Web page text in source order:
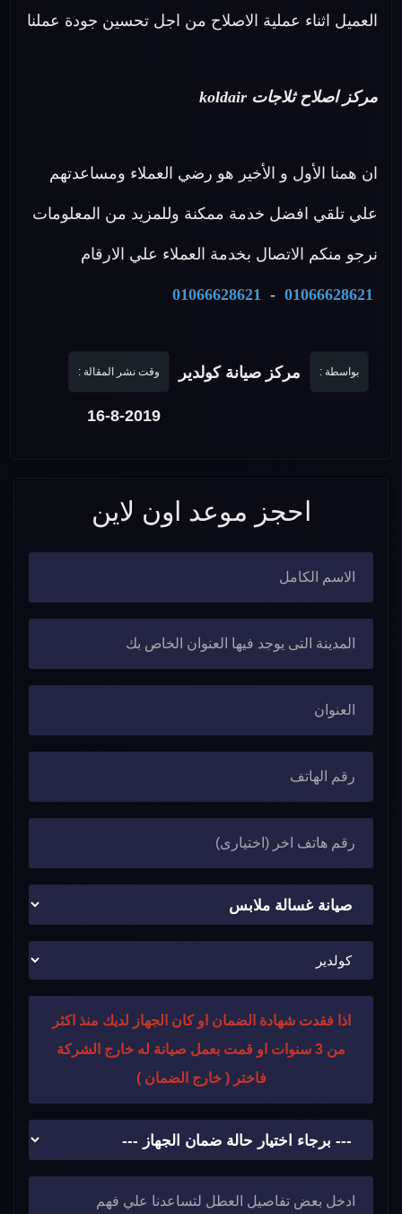
العميل اثناء عملية الاصلاح من اجل تحسين جودة عملنا
مركز اصلاح ثلاجات koldair
ان همنا الأول و الأخير هو رضي العملاء ومساعدتهم
علي تلقي افضل خدمة ممكنة وللمزيد من المعلومات
نرجو منكم الاتصال بخدمة العملاء علي الارقام
01066628621
-
01066628621
بواسطة : مركز صيانة كولدير وقت نشر المقالة :
16-8-2019
احجز موعد اون لاين
اذا فقدت شهادة الضمان او كان الجهاز لديك منذ اكثر
من 3 سنوات او قمت بعمل صيانة له خارج الشركة
فاختر ( خارج الضمان )